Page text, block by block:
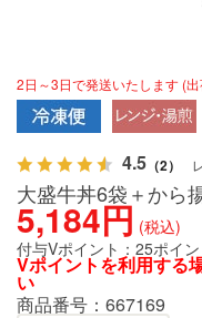
2日～3日で発送いたします (
4.5 （2）
大盛牛丼6袋＋から
5,184円 (税込)
付与Vポイント： 25ポイン
Vポイントを利用する
い
商品番号： 667169